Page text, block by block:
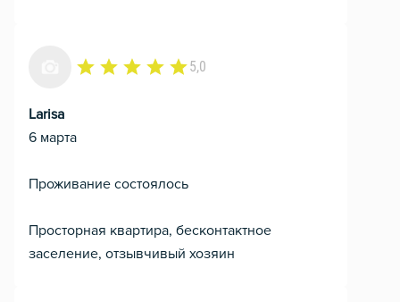
5,0
Larisa
6 марта
Проживание состоялось
Просторная квартира, бесконтактное
заселение, отзывчивый хозяин